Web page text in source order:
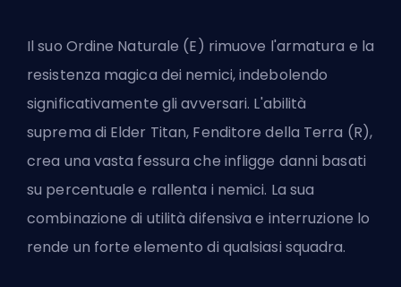
Il suo Ordine Naturale (E) rimuove l'armatura e la
resistenza magica dei nemici, indebolendo
significativamente gli avversari. L'abilità
suprema di Elder Titan, Fenditore della Terra (R),
crea una vasta fessura che infligge danni basati
su percentuale e rallenta i nemici. La sua
combinazione di utilità difensiva e interruzione lo
rende un forte elemento di qualsiasi squadra.